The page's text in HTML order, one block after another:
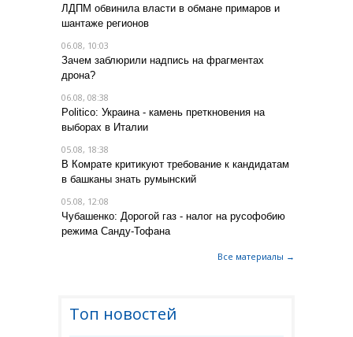
ЛДПМ обвинила власти в обмане примаров и
шантаже регионов
06.08, 10:03
Зачем заблюрили надпись на фрагментах
дрона?
06.08, 08:38
Politico: Украина - камень преткновения на
выборах в Италии
05.08, 18:38
В Комрате критикуют требование к кандидатам
в башканы знать румынский
05.08, 12:08
Чубашенко: Дорогой газ - налог на русофобию
режима Санду-Тофана
Все материалы →
Топ новостей